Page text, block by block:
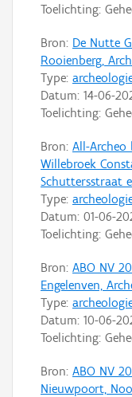
Toelichting:
Bron: De Nutte
Rooienberg,
Type:
Datum: 14-06-
Toelichting:
Bron: All-Archeo
Willebroek
Schuttersstraat
Type:
Datum: 01-06-
Toelichting:
Bron: ABO NV
Engelenven,
Type:
Datum: 10-06-
Toelichting:
Bron: ABO NV
Nieuwpoort,